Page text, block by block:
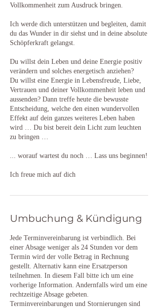
Vollkommenheit zum Ausdruck bringen.
Ich werde dich unterstützen und begleiten, damit
du das Wunder in dir siehst und in deine absolute
Schöpferkraft gelangst.
Du willst dein Leben und deine Energie positiv
verändern und solches energetisch anziehen?
Du willst eine Energie in Lebensfreude, Liebe,
Vertrauen und deiner Vollkommenheit leben und
aussenden? Dann treffe heute die bewusste
Entscheidung, welche den einen wundervollen
Effekt auf dein ganzes weiteres Leben haben
wird … Du bist bereit dein Licht zum leuchten
zu bringen …
... worauf wartest du noch … Lass uns beginnen!
Ich freue mich auf dich
Umbuchung & Kündigung
Jede Terminvereinbarung ist verbindlich. Bei
einer Absage weniger als 24 Stunden vor dem
Termin wird der volle Betrag in Rechnung
gestellt. Alternativ kann eine Ersatzperson
teilnehmen. In diesem Fall bitte ich um eine
vorherige Information. Andernfalls wird um eine
rechtzeitige Absage gebeten.
Terminvereinbarungen und Stornierungen sind